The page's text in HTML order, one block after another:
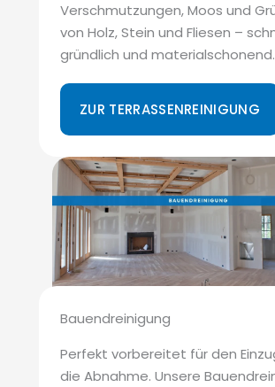
Verschmutzungen, Moos und
von Holz, Stein und Fliesen –
gründlich und materialschonend.
ZUR TERRASSENREINIGUNG
Bauendreinigung
Perfekt vorbereitet für den
die Abnahme. Unsere